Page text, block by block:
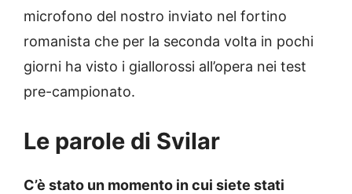
microfono del nostro inviato nel fortino
romanista che per la seconda volta in pochi
giorni ha visto i giallorossi all’opera nei test
pre-campionato.
Le parole di Svilar
C’è stato un momento in cui siete stati